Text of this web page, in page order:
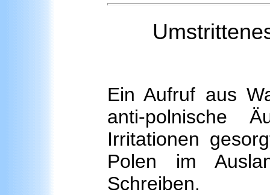
Ein Aufruf aus
anti-polnische
Irritationen
Polen im
Schreiben.